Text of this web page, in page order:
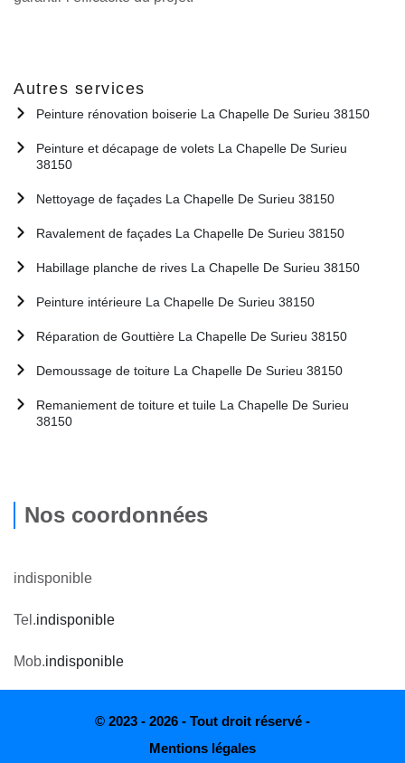
Autres services
Peinture rénovation boiserie La Chapelle De Surieu 38150
Peinture et décapage de volets La Chapelle De Surieu
38150
Nettoyage de façades La Chapelle De Surieu 38150
Ravalement de façades La Chapelle De Surieu 38150
Habillage planche de rives La Chapelle De Surieu 38150
Peinture intérieure La Chapelle De Surieu 38150
Réparation de Gouttière La Chapelle De Surieu 38150
Demoussage de toiture La Chapelle De Surieu 38150
Remaniement de toiture et tuile La Chapelle De Surieu
38150
Nos coordonnées
indisponible
Tel.indisponible
Mob.indisponible
© 2023 - 2026 - Tout droit réservé -
Mentions légales